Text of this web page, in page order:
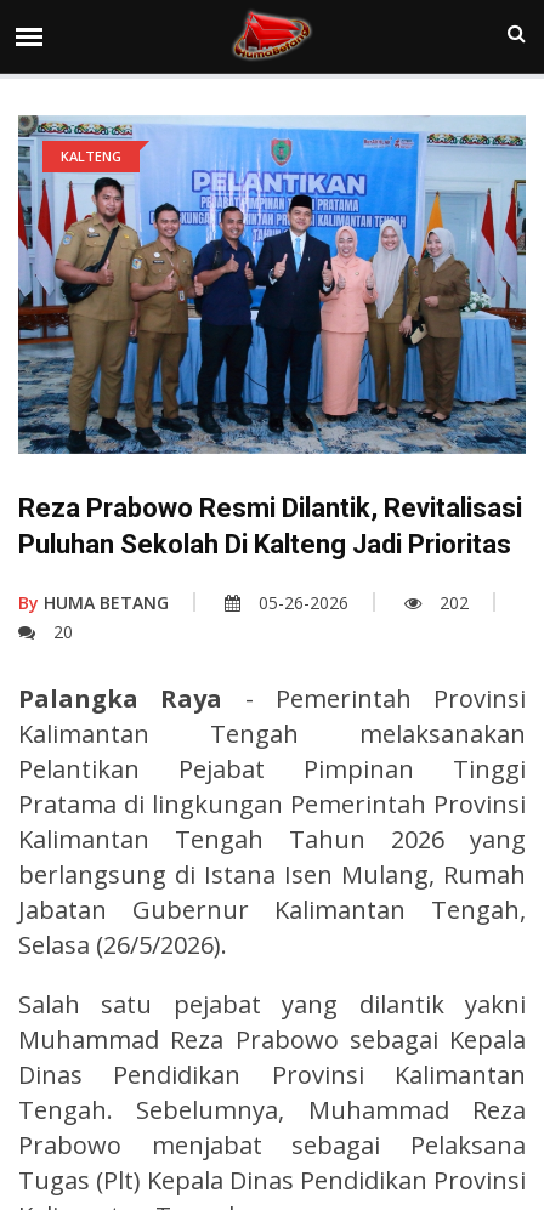
KALTENG
Reza Prabowo Resmi Dilantik, Revitalisasi
Puluhan Sekolah Di Kalteng Jadi Prioritas
By HUMA BETANG 05-26-2026
202
20
Palangka Raya - Pemerintah Provinsi
Kalimantan Tengah melaksanakan
Pelantikan Pejabat Pimpinan Tinggi
Pratama di lingkungan Pemerintah Provinsi
Kalimantan Tengah Tahun 2026 yang
berlangsung di Istana Isen Mulang, Rumah
Jabatan Gubernur Kalimantan Tengah,
Selasa (26/5/2026).
Salah satu pejabat yang dilantik yakni
Muhammad Reza Prabowo sebagai Kepala
Dinas Pendidikan Provinsi Kalimantan
Tengah. Sebelumnya, Muhammad Reza
Prabowo menjabat sebagai Pelaksana
Tugas (Plt) Kepala Dinas Pendidikan Provinsi